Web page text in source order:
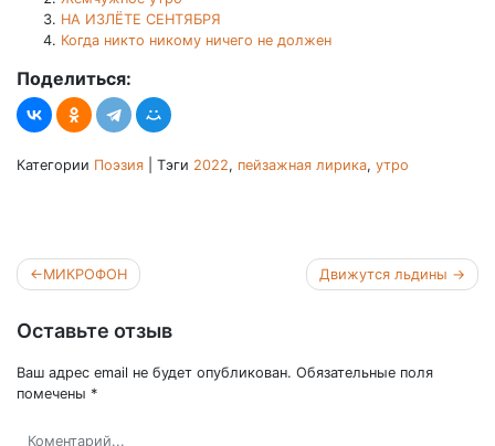
НА ИЗЛЁТЕ СЕНТЯБРЯ
Когда никто никому ничего не должен
Поделиться:
Категории Поэзия Тэги 2022, пейзажная лирика, утро
Навигация
записям
МИКРОФОН Движутся льдины
Оставьте отзыв
Ваш адрес email не будет опубликован. Обязательные поля
помечены *